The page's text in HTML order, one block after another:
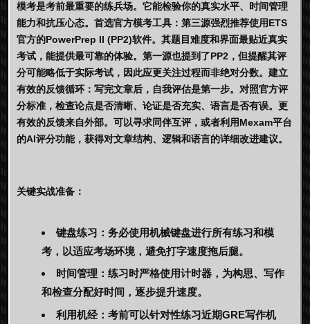
模考是考前最重要的练兵场。它能检验你的真实水平、时间管理
能力和抗压心态。 首选官方模考工具： 第三源强烈推荐使用ETS
官方的PowerPrep II (PP2)软件。其题目难度和界面最贴近真实
考试，能提供最可靠的体验。第一源也提到了PP2，但提醒其评
分可能略低于实际考试，因此应更关注过程而非绝对分数。 建立
有效的反馈循环： 写完文章后，自我评估是第一步。对照官方评
分标准，检查论点是否清晰、论证是否充实、语言是否有误。更
有效的反馈来自外部。可以寻求同伴互评，或者利用Mexam平台
的AI评分功能，获得对文章结构、逻辑和语言的详细改进建议。
关键实战准备：
键盘练习： 务必使用机械键盘进行所有练习和模
考，以适应考场环境，避免打字速度拖后腿。
时间管理： 练习时严格使用计时器，为构思、写作
和检查分配好时间，逐步提升速度。
利用机经： 考前可以针对性练习近期GRE写作机